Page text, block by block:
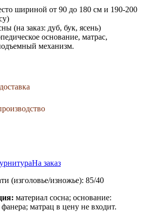
шириной от 90 до 180 см и 190-200
(на заказ: дуб, бук, ясень)
основание, матрас,
механизм.
На заказ
(изголовье/изножье): 85/40
материал сосна; основание:
матрац в цену не входит.